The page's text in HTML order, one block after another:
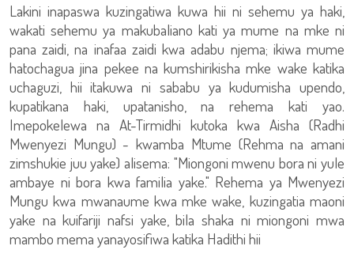
Lakini inapaswa kuzingatiwa kuwa hii ni sehemu ya haki,
wakati sehemu ya makubaliano kati ya mume na mke ni
pana zaidi, na inafaa zaidi kwa adabu njema; ikiwa mume
hatochagua jina pekee na kumshirikisha mke wake katika
uchaguzi, hii itakuwa ni sababu ya kudumisha upendo,
kupatikana haki, upatanisho, na rehema kati yao.
Imepokelewa na At-Tirmidhi kutoka kwa Aisha (Radhi
Mwenyezi Mungu) - kwamba Mtume (Rehma na amani
zimshukie juu yake) alisema: "Miongoni mwenu bora ni yule
ambaye ni bora kwa familia yake." Rehema ya Mwenyezi
Mungu kwa mwanaume kwa mke wake, kuzingatia maoni
yake na kuifariji nafsi yake, bila shaka ni miongoni mwa
mambo mema yanayosifiwa katika Hadithi hii